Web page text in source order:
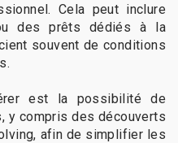
Cela peut inclure
des prêts dédiés à la
souvent de conditions
est la possibilité de
y compris des découverts
afin de simplifier les